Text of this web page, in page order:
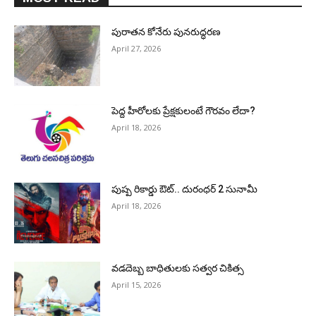
పురాత‌న కోనేరు పున‌రుద్ధ‌ర‌ణ
April 27, 2026
పెద్ద హీరోల‌కు ప్రేక్ష‌కులంటే గౌర‌వం లేదా?
April 18, 2026
పుష్ప రికార్డు ఔట్‌.. దురంధ‌ర్ 2 సునామీ
April 18, 2026
వడదెబ్బ బాధితులకు సత్వర చికిత్స
April 15, 2026